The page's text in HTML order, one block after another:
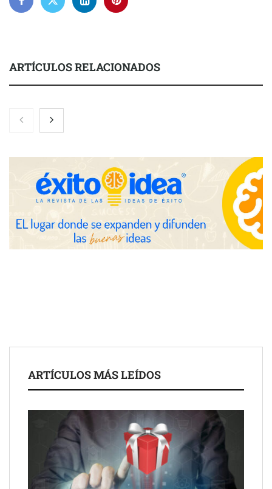
ARTÍCULOS RELACIONADOS
Zoomex mejora su Strategy Center con herramientas
avanzadas para trading estratégico
COMPALISS de LYSOTRIC: cuando un solo producto multiplica
las posibilidades del salón profesional
Fundación Mapfre y CISE lanzan el concurso ‘Talento Sénior’
para impulsar ideas innovadoras creadas por y para mayores
Schaeffler mejora su rentabilidad en el primer semestre de 2026
NOVA: innovación y diseño que transforman espacios de la
mano de Tormo Franquicias
ARTÍCULOS MÁS LEÍDOS